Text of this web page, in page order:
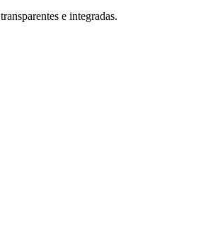
e integradas.